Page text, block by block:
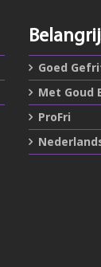
Goed
Met Goud
ProFri